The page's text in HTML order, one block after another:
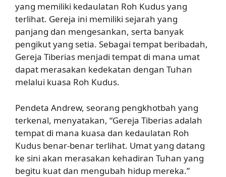
yang memiliki kedaulatan Roh Kudus yang
terlihat. Gereja ini memiliki sejarah yang
panjang dan mengesankan, serta banyak
pengikut yang setia. Sebagai tempat beribadah,
Gereja Tiberias menjadi tempat di mana umat
dapat merasakan kedekatan dengan Tuhan
melalui kuasa Roh Kudus.
Pendeta Andrew, seorang pengkhotbah yang
terkenal, menyatakan, “Gereja Tiberias adalah
tempat di mana kuasa dan kedaulatan Roh
Kudus benar-benar terlihat. Umat yang datang
ke sini akan merasakan kehadiran Tuhan yang
begitu kuat dan mengubah hidup mereka.”